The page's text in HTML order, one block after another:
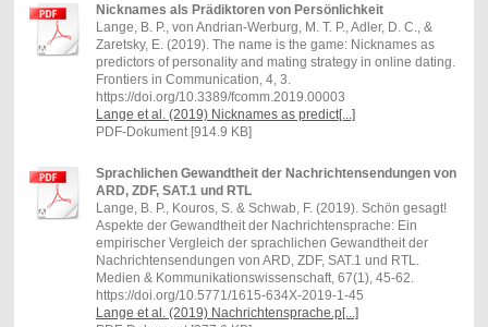
Nicknames als Prädiktoren von Persönlichkeit
Lange, B. P., von Andrian-Werburg, M. T. P., Adler, D. C., &
Zaretsky, E. (2019). The name is the game: Nicknames as
predictors of personality and mating strategy in online dating.
Frontiers in Communication, 4, 3.
https://doi.org/10.3389/fcomm.2019.00003
Lange et al. (2019) Nicknames as predict[...]
PDF-Dokument [914.9 KB]
Sprachlichen Gewandtheit der Nachrichtensendungen von
ARD, ZDF, SAT.1 und RTL
Lange, B. P., Kouros, S. & Schwab, F. (2019). Schön gesagt!
Aspekte der Gewandtheit der Nachrichtensprache: Ein
empirischer Vergleich der sprachlichen Gewandtheit der
Nachrichtensendungen von ARD, ZDF, SAT.1 und RTL.
Medien & Kommunikationswissenschaft, 67(1), 45-62.
https://doi.org/10.5771/1615-634X-2019-1-45
Lange et al. (2019) Nachrichtensprache.p[...]